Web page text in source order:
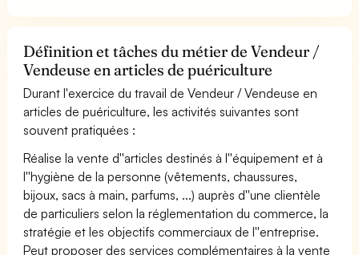
Définition et tâches du métier de Vendeur /
Vendeuse en articles de puériculture
Durant l'exercice du travail de Vendeur / Vendeuse en
articles de puériculture, les activités suivantes sont
souvent pratiquées :
Réalise la vente d''articles destinés à l''équipement et à
l''hygiène de la personne (vêtements, chaussures,
bijoux, sacs à main, parfums, ...) auprès d''une clientèle
de particuliers selon la réglementation du commerce, la
stratégie et les objectifs commerciaux de l''entreprise.
Peut proposer des services complémentaires à la vente